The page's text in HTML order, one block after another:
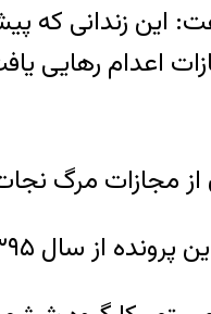
زندانی که
اعدام رهایی
از مجازات مرگ
زندان در حال تحمل حبس بود.